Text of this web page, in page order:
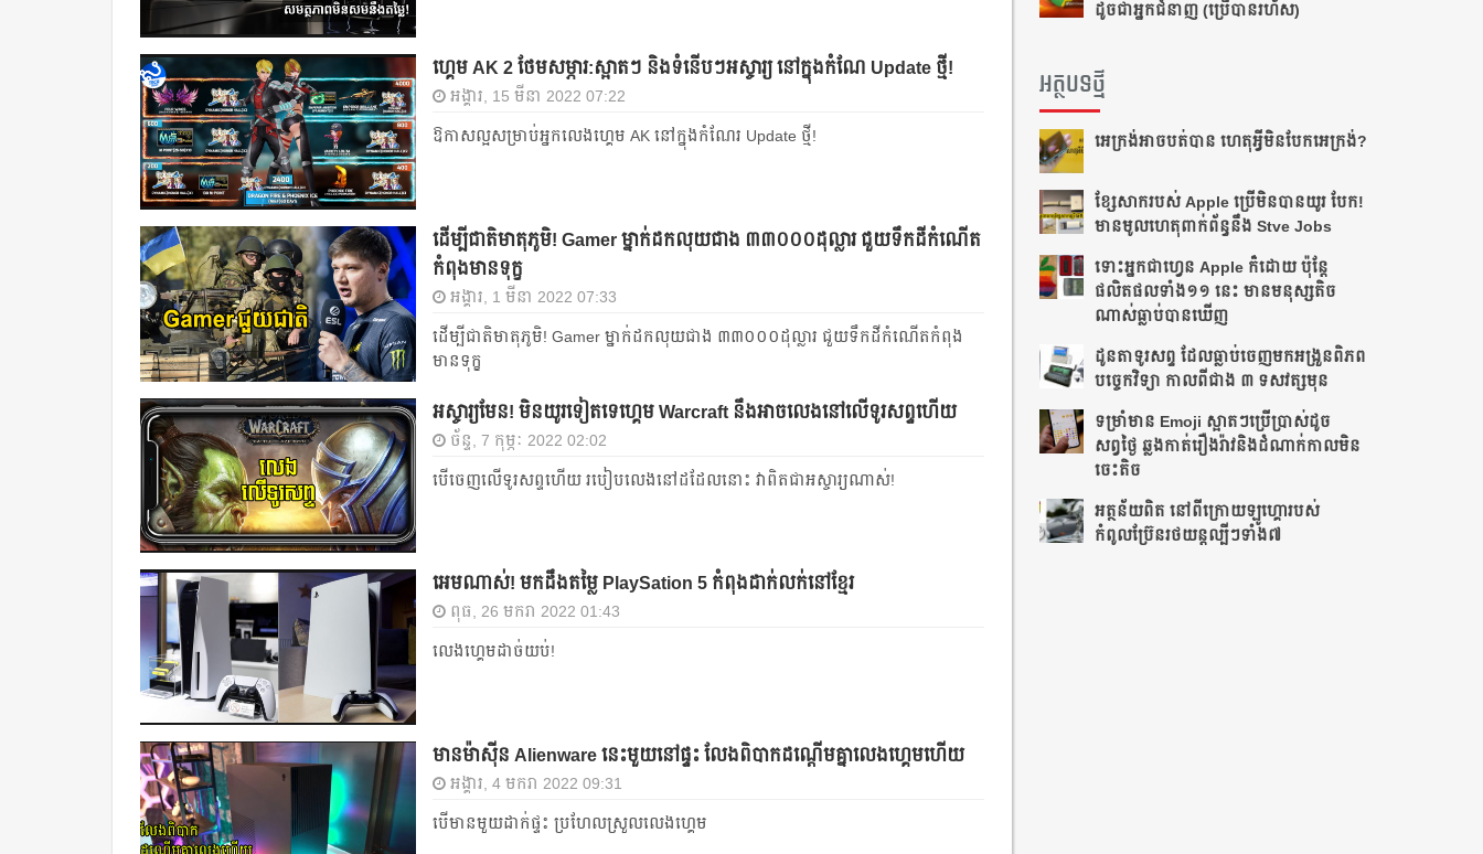
ហ្គេម AK 2 ថែមសម្ភារ:ស្អាតៗ និងទំនើបៗអស្ចារ្យ នៅក្នុងកំណែ Update ថ្មី!
អង្គារ, 15 មីនា 2022 07:22
ឱកាស​ល្អ​សម្រាប់​អ្នក​លេង​ហ្គេម AK នៅ​ក្នុង​កំណែរ Update ថ្មី​!
ដើម្បីជាតិមាតុភូមិ! Gamer ម្នាក់ដកលុយជាង ៣៣០០០ដុល្លារ ជួយទឹកដីកំណើត
កំពុងមានទុក្ខ
អង្គារ, 1 មីនា 2022 07:33
ដើម្បីជាតិមាតុភូមិ! Gamer ម្នាក់ដកលុយជាង ៣៣០០០ដុល្លារ ជួយទឹកដីកំណើតកំពុង
មានទុក្ខ
អស្ចារ្យមែន! មិនយូរទៀតទេហ្គេម Warcraft នឹងអាចលេងនៅលើទូរសព្ទហើយ
ច័ន្ទ, 7 កុម្ភៈ 2022 02:02
បើចេញលើទូរសព្ទហើយ របៀបលេងនៅដដែលនោះ វាពិតជាអស្ចារ្យណាស់!
អេមណាស់! មកដឹងតម្លៃ PlaySation 5 កំពុងដាក់លក់នៅខ្មែរ
ពុធ, 26 មករា 2022 01:43
លេងហ្គេមដាច់យប់!
មានម៉ាស៊ីន Alienware នេះមួយនៅផ្ទះ លែងពិបាកដណ្តើមគ្នាលេងហ្គេមហើយ
អង្គារ, 4 មករា 2022 09:31
បើមានមួយដាក់ផ្ទះ ប្រហែលស្រួលលេងហ្គេម
ដូចជាអ្នកជំនាញ (ប្រើបានរហ័ស)
អត្ថបទថ្មី
អេក្រង់អាចបត់បាន ហេតុអ្វីមិនបែកអេក្រង់?
ខ្សែសាករបស់ Apple ប្រើមិនបានយូរ បែក!
មានមូលហេតុពាក់ព័ន្ធនឹង Stve Jobs
ទោះអ្នកជាហ្វេន Apple ក៏ដោយ ប៉ុន្ដែ
ផលិតផលទាំង១១ នេះ មានមនុស្សតិច
ណាស់ធ្លាប់បានឃើញ
ដូនតាទូរសព្ទ ដែលធ្លាប់ចេញមកអង្រួនពិភព
បច្ចេកវិទ្យា កាលពីជាង ៣ ទសវត្សមុន
ទម្រាំមាន Emoji ស្អាតៗប្រើប្រាស់ដូច
សព្វថ្ងៃ ឆ្លងកាត់រឿងរ៉ាវនិងដំណាក់កាលមិន
ចេះតិច
អត្ថន័យពិត នៅពីក្រោយឡូហ្គោរបស់
កំពូលប្រ៊ែនរថយន្តល្បីៗទាំង៧